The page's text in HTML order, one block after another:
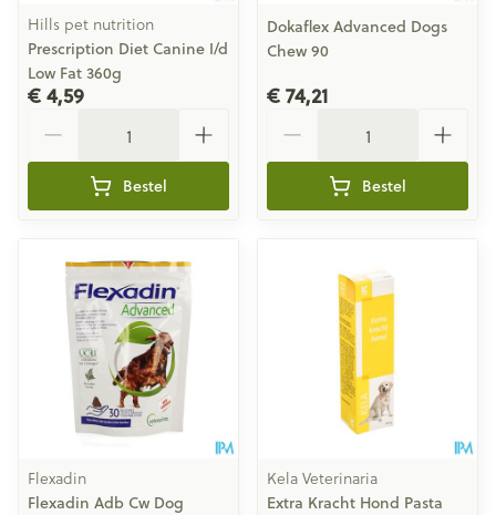
Hills pet nutrition
Prescription Diet Canine I/d
Low Fat 360g
€ 4,59
Bestel
Dokaflex Advanced Dogs
Chew 90
€ 74,21
Bestel
Flexadin
Flexadin Adb Cw Dog
Kela Veterinaria
Extra Kracht Hond Pasta